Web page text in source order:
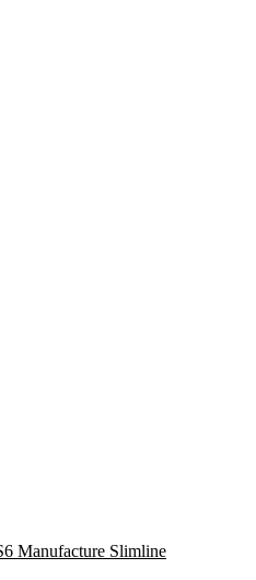
Manufacture Slimline